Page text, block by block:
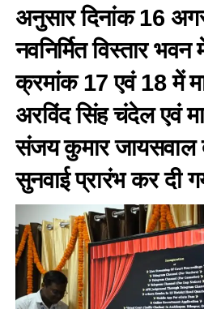
अनुसार दिनांक 16
नवनिर्मित विस्तार
क्रमांक 17 एवं 18 में
अरविंद सिंह चंदेल एवं
संजय कुमार जायसवाल
सुनवाई प्रारंभ कर दी